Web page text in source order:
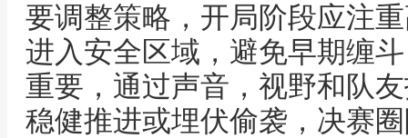
要调整策略，开局阶段应注
进入安全区域，避免早期缠
重要，通过声音，视野和队
稳健推进或埋伏偷袭，决赛